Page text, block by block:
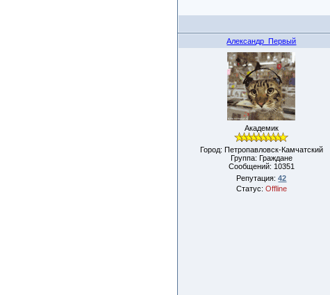
Александр_Первый
Академик
Город: Петропавловск-Камчатский
Группа: Граждане
Сообщений: 10351
Репутация:42
Статус: Offline